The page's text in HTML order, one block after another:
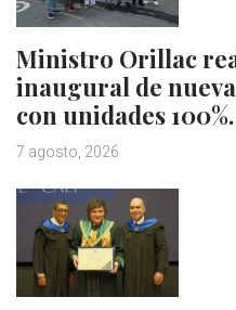
Ministro Orillac
inaugural de
con unidades
7 agosto, 2026